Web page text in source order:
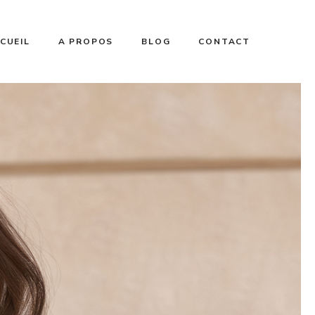
A PROPOS BLOG CONTACT